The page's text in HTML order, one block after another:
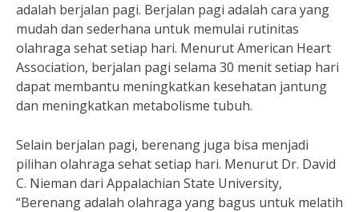
adalah berjalan pagi. Berjalan pagi adalah cara yang
mudah dan sederhana untuk memulai rutinitas
olahraga sehat setiap hari. Menurut American Heart
Association, berjalan pagi selama 30 menit setiap hari
dapat membantu meningkatkan kesehatan jantung
dan meningkatkan metabolisme tubuh.
Selain berjalan pagi, berenang juga bisa menjadi
pilihan olahraga sehat setiap hari. Menurut Dr. David
C. Nieman dari Appalachian State University,
“Berenang adalah olahraga yang bagus untuk melatih